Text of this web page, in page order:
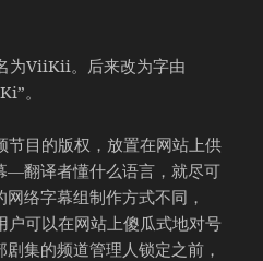
为ViiKii。后来改为字由
。
目的版权，放置在网站上供
—翻译者懂什么语言，就尽可
络字幕组制作方式不同，
可以在网站上傻瓜式地对号
集的频道管理人锁定之前，